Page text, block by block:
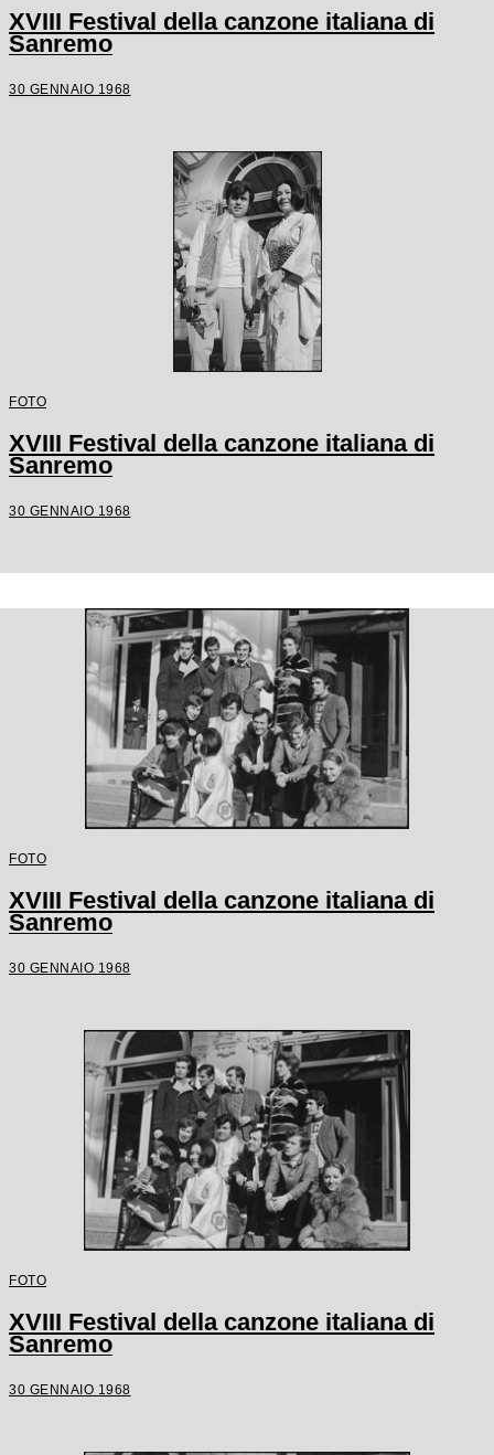
XVIII Festival della canzone italiana di
Sanremo
30 GENNAIO 1968
FOTO
XVIII Festival della canzone italiana di
Sanremo
30 GENNAIO 1968
FOTO
XVIII Festival della canzone italiana di
Sanremo
30 GENNAIO 1968
FOTO
XVIII Festival della canzone italiana di
Sanremo
30 GENNAIO 1968